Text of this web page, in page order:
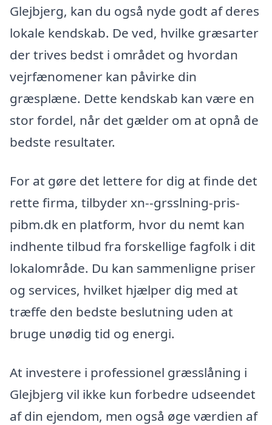
Glejbjerg, kan du også nyde godt af deres
lokale kendskab. De ved, hvilke græsarter
der trives bedst i området og hvordan
vejrfænomener kan påvirke din
græsplæne. Dette kendskab kan være en
stor fordel, når det gælder om at opnå de
bedste resultater.
For at gøre det lettere for dig at finde det
rette firma, tilbyder xn--grsslning-pris-
pibm.dk en platform, hvor du nemt kan
indhente tilbud fra forskellige fagfolk i dit
lokalområde. Du kan sammenligne priser
og services, hvilket hjælper dig med at
træffe den bedste beslutning uden at
bruge unødig tid og energi.
At investere i professionel græsslåning i
Glejbjerg vil ikke kun forbedre udseendet
af din ejendom, men også øge værdien af